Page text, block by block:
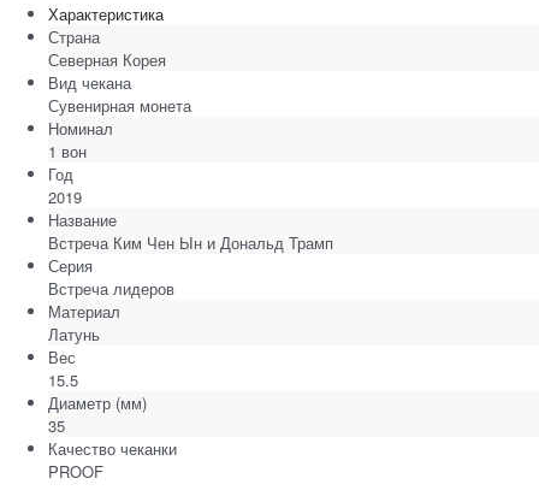
Характеристика
Страна
Северная Корея
Вид чекана
Сувенирная монета
Номинал
1 вон
Год
2019
Название
Встреча Ким Чен Ын и Дональд Трамп
Серия
Встреча лидеров
Материал
Латунь
Вес
15.5
Диаметр (мм)
35
Качество чеканки
PROOF